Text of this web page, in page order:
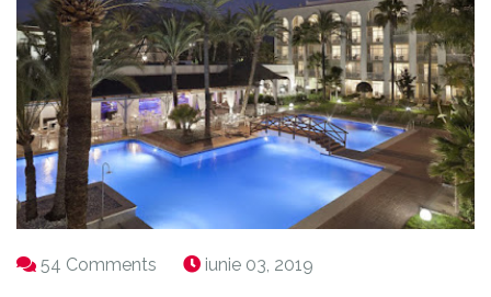
54 Comments iunie 03, 2019